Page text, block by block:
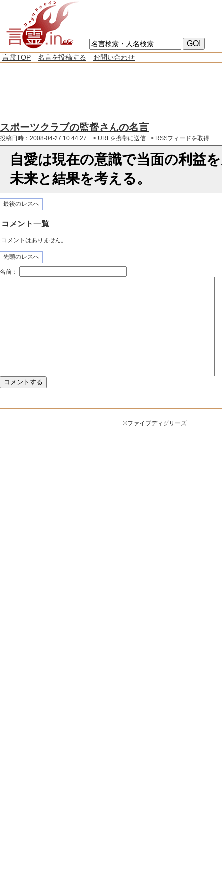
言霊TOP 名言を投稿する お問い合わせ
スポーツクラブの監督さんの名言
投稿日時：2008-04-27 10:44:27 > URLを携帯に送信 > RSSフィードを取得
自愛は現在の意識で当面の利益
未来と結果を考える。
最後のレスへ
コメント一覧
コメントはありません。
先頭のレスへ
名前：
©ファイブディグリーズ